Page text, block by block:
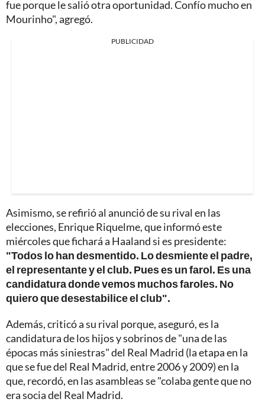
fue porque le salió otra oportunidad. Confío mucho en
Mourinho", agregó.
PUBLICIDAD
Asimismo, se refirió al anunció de su rival en las
elecciones, Enrique Riquelme, que informó este
miércoles que fichará a Haaland si es presidente:
"Todos lo han desmentido. Lo desmiente el padre,
el representante y el club. Pues es un farol. Es una
candidatura donde vemos muchos faroles. No
quiero que desestabilice el club".
Además, criticó a su rival porque, aseguró, es la
candidatura de los hijos y sobrinos de "una de las
épocas más siniestras" del Real Madrid (la etapa en la
que se fue del Real Madrid, entre 2006 y 2009) en la
que, recordó, en las asambleas se "colaba gente que no
era socia del Real Madrid.